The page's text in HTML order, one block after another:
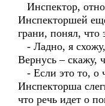
Инспектор,
Инспекторшей
грани, понял, что
- Ладно, я
Вернусь – скажу,
- Если это то, о
Инспекторша
что речь идет о